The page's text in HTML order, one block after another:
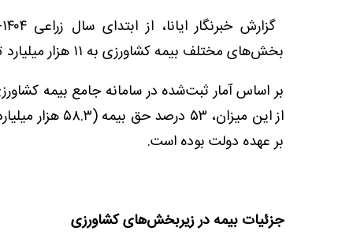
بخش‌های مختلف بیمه کشاورزی به ۱۱ هزار میلیارد تومان (۱۱۰ هزار میلیارد ریال) رسیده است.
بر عهده دولت بوده است.
جزئیات بیمه در زیربخش‌های کشاورزی